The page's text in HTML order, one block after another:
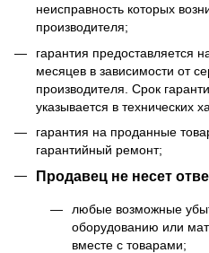
неисправность которых
производителя;
гарантия предоставляется
месяцев в зависимости от
производителя. Срок
указывается в технических
гарантия на проданные
гарантийный ремонт;
Продавец не несет
любые возможные
оборудованию или
вместе с товарами;